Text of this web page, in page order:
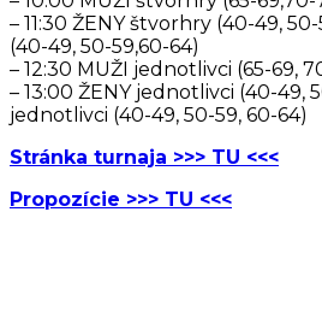
– 11:30 ŽENY štvorhry (40-49,
(40-49, 50-59,60-64)
– 12:30 MUŽI jednotlivci (65-69,
– 13:00 ŽENY jednotlivci (40-49,
jednotlivci (40-49, 50-59, 60-64)
Stránka turnaja >>> TU <<<
Propozície >>> TU <<<